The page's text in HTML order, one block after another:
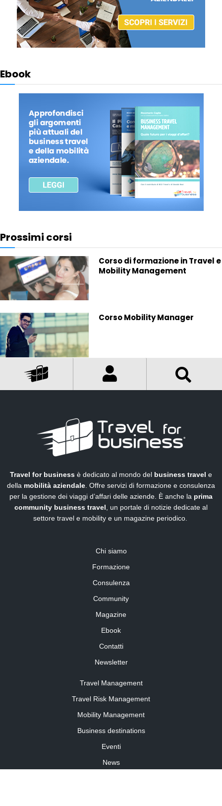
Ebook
Prossimi corsi
Corso di formazione in Travel e
Mobility Management
Corso Mobility Manager
Travel for business è dedicato al mondo del business travel e
della mobilità aziendale . Offre servizi di formazione e consulenza
per la gestione dei viaggi d’affari delle aziende. È anche la prima
community business travel , un portale di notizie dedicate al
settore travel e mobility e un magazine periodico.
Chi siamo
Formazione
Consulenza
Community
Magazine
Ebook
Contatti
Newsletter
Travel Management
Travel Risk Management
Mobility Management
Business destinations
Eventi
News